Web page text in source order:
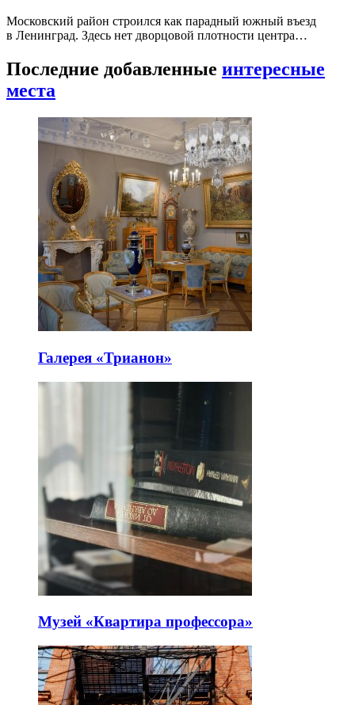
Московский район строился как парадный южный въезд
в Ленинград. Здесь нет дворцовой плотности центра…
Последние добавленные интересные
места
Галерея «Трианон»
Музей «Квартира профессора»